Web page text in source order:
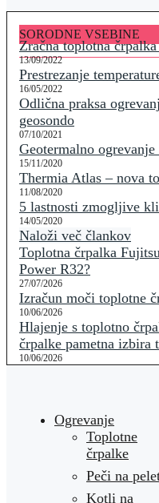
SORODNE VSEBINE
Zračna toplotna
13/09/2022
Prestrezanje
16/05/2022
Odlična praksa
geosondo
07/10/2021
Geotermalno
15/11/2020
Thermia Atlas – nova
11/08/2020
5 lastnosti zmogljive
14/05/2020
Naloži več člankov
Toplotna črpalka
Power R32?
27/07/2026
Izračun moči toplotne
10/06/2026
Hlajenje s toplotno
črpalke pametna izbira
10/06/2026
Ogrevanje
Toplotne
črpalke
Peči na
Kotli na